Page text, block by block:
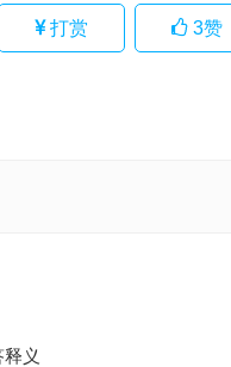
打赏 3赞
义